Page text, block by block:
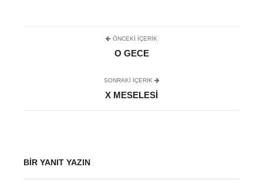
ÖNCEKI İÇERIK
O GECE
SONRAKI IÇERIK
X MESELESI
BIR YANIT YAZIN